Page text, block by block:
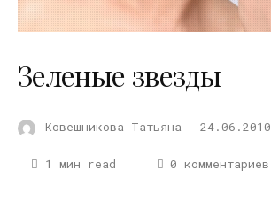
Зеленые звезды
Ковешникова Татьяна 24.06.2010
1 мин read 0 комментариев